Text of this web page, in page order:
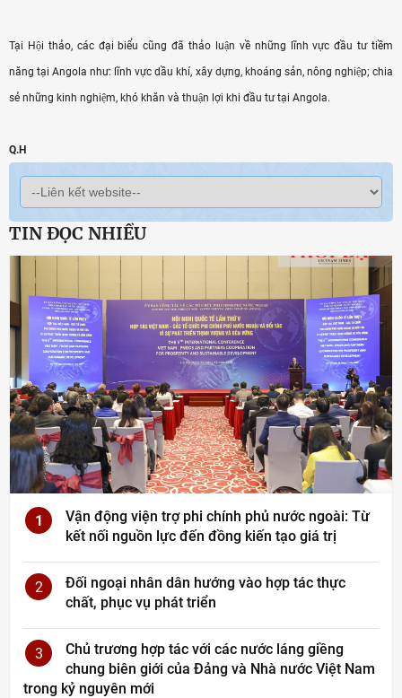
Tại Hội thảo, các đại biểu cũng đã thảo luận về những lĩnh vực đầu tư tiềm
năng tại Angola như: lĩnh vực dầu khí, xây dựng, khoáng sản, nông nghiệp; chia
sẻ những kinh nghiệm, khó khăn và thuận lợi khi đầu tư tại Angola.
Q.H
TIN ĐỌC NHIỀU
1
Vận động viện trợ phi chính phủ nước ngoài: Từ
kết nối nguồn lực đến đồng kiến tạo giá trị
2
Đối ngoại nhân dân hướng vào hợp tác thực
chất, phục vụ phát triển
3
Chủ trương hợp tác với các nước láng giềng
chung biên giới của Đảng và Nhà nước Việt Nam
trong kỷ nguyên mới